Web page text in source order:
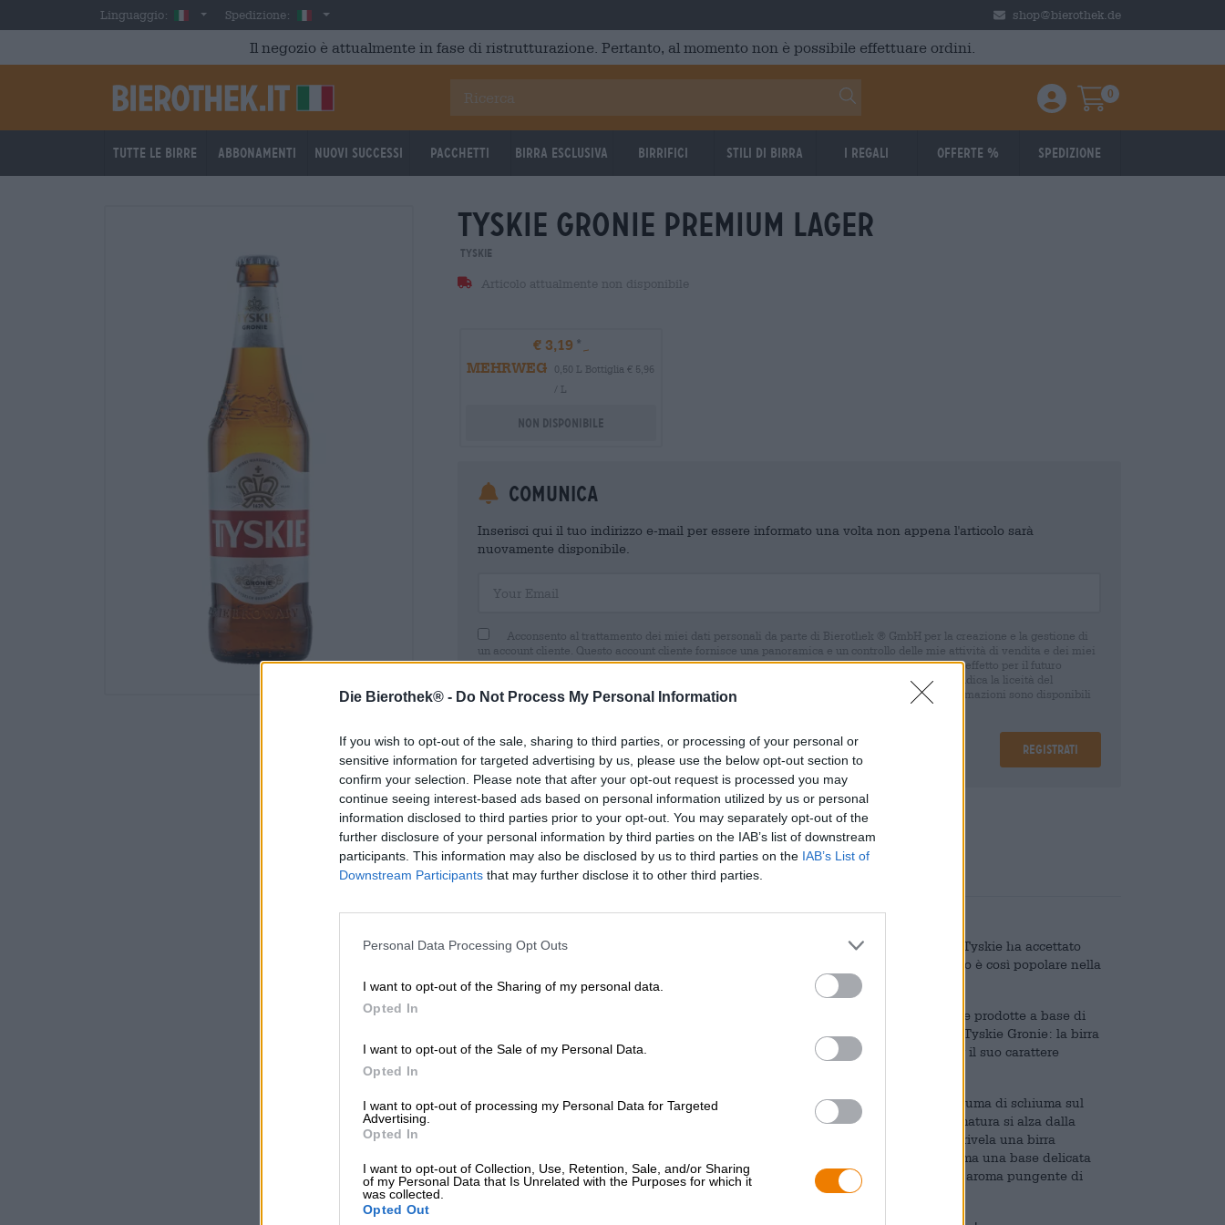
Die Bierothek® - Do Not Process My Personal Information
If you wish to opt-out of the sale, sharing to third parties, or processing of your personal or
sensitive information for targeted advertising by us, please use the below opt-out section to
confirm your selection. Please note that after your opt-out request is processed you may
continue seeing interest-based ads based on personal information utilized by us or personal
information disclosed to third parties prior to your opt-out. You may separately opt-out of the
further disclosure of your personal information by third parties on the IAB’s list of downstream
participants. This information may also be disclosed by us to third parties on the IAB’s List of
Downstream Participants that may further disclose it to other third parties.
Personal Data Processing Opt Outs
I want to opt-out of the Sharing of my personal data.
Opted In
I want to opt-out of the Sale of my Personal Data.
Opted In
I want to opt-out of processing my Personal Data for Targeted
Advertising.
Opted In
I want to opt-out of Collection, Use, Retention, Sale, and/or Sharing
of my Personal Data that Is Unrelated with the Purposes for which it
was collected.
Opted Out
Skip to main contentLinguaggio: ItalianSpedizione: Italia shop@bierothek.de
Il negozio è attualmente in fase di ristrutturazione. Pertanto, al momento non è possibile effettuare ordini.
Einloggen / Anmelden
Warenkorb
0
Tutte le birre Abbonamenti Nuovi successi Pacchetti Birra Esclusiva Birrifici Stili di birra I regali Offerte % Spedizione
tyskie gronie premium lager
Tyskie
Articolo attualmente non disponibile
€ 3,19
MEHRWEG
0,50 L Bottiglia € 5,96
/ L
Non disponibile
Comunica
Inserisci qui il tuo indirizzo e-mail per essere informato una volta non appena l'articolo sarà
nuovamente disponibile.
Acconsento al trattamento dei miei dati personali da parte di Bierothek ® GmbH per la creazione e la gestione di
un account cliente. Questo account cliente fornisce una panoramica e un controllo delle mie attività di vendita e dei miei
dati personali. Sono consapevole di poter revocare questo consenso in qualsiasi momento con effetto per il futuro
inviando un'e-mail a shop@bierothek.de. La informiamo che la revoca del consenso non pregiudica la liceità del
trattamento effettuato sulla base del suo consenso fino al momento della revoca. Ulteriori informazioni sono disponibili
dichiarazione sulla protezione dei dati
Registrati
* I prezzi sono comprensivi di IVA. Più Navigazione Depositare
€ 0,08
* I prezzi sono comprensivi di accisa
Descrizione Informazioni Recensioni(0)
Il mercato della birra in Germania è un posto difficile. Il marchio di birra polacco Tyskie ha accettato
questa sfida e ha conquistato i bevitori di birra tedeschi. Nessun birrificio polacco è così popolare nella
vicina Germania, paese confinante con la Polonia, come Tyskie.
Ciò non ci sorprende affatto, poiché le birre Tyskie sono specialità sapientemente prodotte a base di
luppolo e malto. Una delle preferite in assoluto nell'ampia gamma del birrificio è Tyskie Gronie: la birra
chiara premium ha una gradazione alcolica bevibile del 5,2% e si caratterizza per il suo carattere
Tyskie Gronie scorre nel bicchiere in oro cristallino e presenta una maestosa schiuma di schiuma sul
corpo luminoso. Un profumo invitante di luppolo floreale, mela verde e banana matura si alza dalla
schiuma bianca come la neve e ti invita a bere il primo sorso. L'assaggio iniziale rivela una birra
equilibrata, dalla corporatura snella e dal gusto delicato e aromatico. Il malto forma una base delicata
che sa di cereali leggeri e popcorn burroso. Il luppolo apporta note erbacee e un aroma pungente di
agrumi. Il finale è dolce e leggermente amaro.